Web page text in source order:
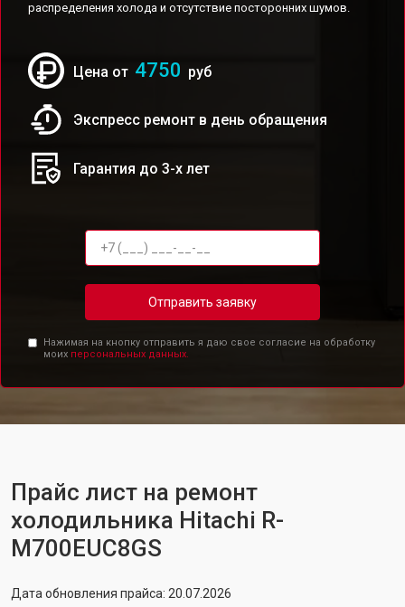
распределения холода и отсутствие посторонних шумов.
Цена от 4750 руб
Экспресс ремонт в день обращения
Гарантия до 3-х лет
Отправить заявку
Нажимая на кнопку отправить я даю свое согласие на обработку
моих персональных данных.
Прайс лист на ремонт
холодильника Hitachi R-
M700EUC8GS
Дата обновления прайса: 20.07.2026